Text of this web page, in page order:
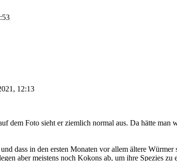
12:13
dem Foto sieht er ziemlich normal aus. Da hätte
dass in den ersten Monaten vor allem ältere
aber meistens noch Kokons ab, um ihre Spezies zu